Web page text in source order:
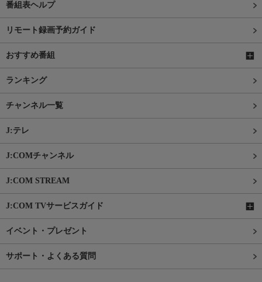
番組表ヘルプ
リモート録画予約ガイド
おすすめ番組
ランキング
チャンネル一覧
J:テレ
J:COMチャンネル
J:COM STREAM
J:COM TVサービスガイド
イベント・プレゼント
サポート・よくある質問